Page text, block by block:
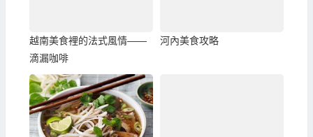
越南美食裡的法式風情——
滴漏咖啡
河內美食攻略